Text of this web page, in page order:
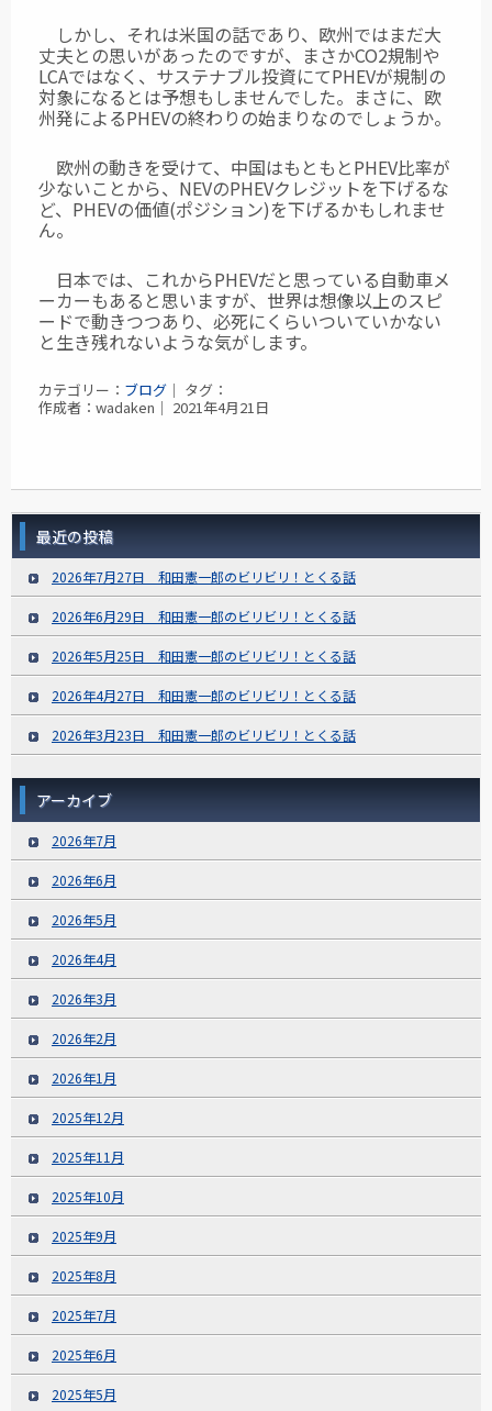
しかし、それは米国の話であり、欧州ではまだ大
丈夫との思いがあったのですが、まさかCO2規制や
LCAではなく、サステナブル投資にてPHEVが規制の
対象になるとは予想もしませんでした。まさに、欧
州発によるPHEVの終わりの始まりなのでしょうか。
欧州の動きを受けて、中国はもともとPHEV比率が
少ないことから、NEVのPHEVクレジットを下げるな
ど、PHEVの価値(ポジション)を下げるかもしれませ
ん。
日本では、これからPHEVだと思っている自動車メ
ーカーもあると思いますが、世界は想像以上のスピ
ードで動きつつあり、必死にくらいついていかない
と生き残れないような気がします。
カテゴリー： ブログ ｜ タグ：
作成者：wadaken｜ 2021年4月21日
最近の投稿
2026年7月27日 和田憲一郎のビリビリ！とくる話
2026年6月29日 和田憲一郎のビリビリ！とくる話
2026年5月25日 和田憲一郎のビリビリ！とくる話
2026年4月27日 和田憲一郎のビリビリ！とくる話
2026年3月23日 和田憲一郎のビリビリ！とくる話
アーカイブ
2026年7月
2026年6月
2026年5月
2026年4月
2026年3月
2026年2月
2026年1月
2025年12月
2025年11月
2025年10月
2025年9月
2025年8月
2025年7月
2025年6月
2025年5月